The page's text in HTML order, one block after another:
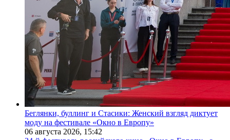
Беглянки, буллинг и Стасики: Женский взгляд диктует
моду на фестивале «Окно в Европу»
06 августа 2026, 15:42